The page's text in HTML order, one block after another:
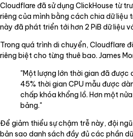
Cloudflare đã sử dụng ClickHouse từ
riêng của mình bằng cách chia dữ liệu
này đã phát triển tới hơn 2 PiB dữ liệu
Trong quá trình di chuyển, Cloudflare
riêng biệt cho từng thuê bao. James
"Một lượng lớn thời gian đã
45% thời gian CPU mẫu được
chấp khóa khổng lồ. Hơn một
bảng."
Để giảm thiểu sự chậm trễ này, đội
bản sao danh sách đầy đủ các phần